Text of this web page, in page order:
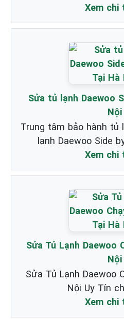
Xem chi
Sửa tủ lạnh Daewoo
Nội
Trung tâm bảo hành tủ
lạnh Daewoo Side
Xem chi
Sửa Tủ Lạnh Daewoo
Nội
Sửa Tủ Lạnh Daewoo
Nội Uy Tín
Xem chi